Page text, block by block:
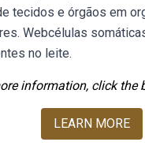
tecidos e órgãos em
Webcélulas
no leite.
information, click the
LEARN MORE